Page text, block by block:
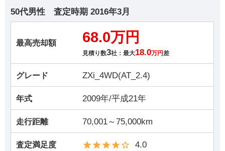
50代男性 査定時期 2016年3月
最高売却額 68.0万円
見積り数3社：最大18.0万円差
グレード ZXi_4WD(AT_2.4)
年式 2009年/平成21年
走行距離 70,001～75,000km
査定満足度 4.0